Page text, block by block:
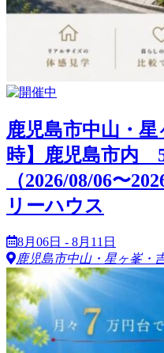
鹿児島市中山・
時】鹿児島市内
（2026/08/06〜
リーハウス
8月06日 - 8月11日
鹿児島市中山・星ヶ峯・